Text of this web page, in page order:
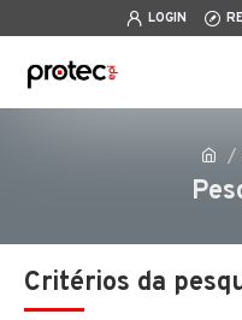
LOGIN
Critérios da